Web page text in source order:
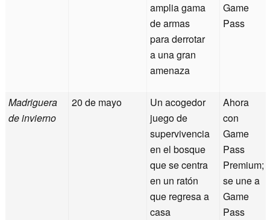
amplia gama
de armas
para derrotar
a una gran
amenaza
Game
Pass
Madriguera
de invierno
20 de mayo
Un acogedor
juego de
supervivencia
en el bosque
que se centra
en un ratón
que regresa a
casa
Ahora
con
Game
Pass
Premium;
se une a
Game
Pass